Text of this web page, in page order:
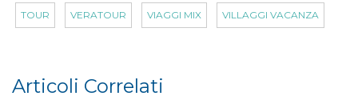
TOUR VERATOUR VIAGGI MIX VILLAGGI VACANZA
Articoli Correlati